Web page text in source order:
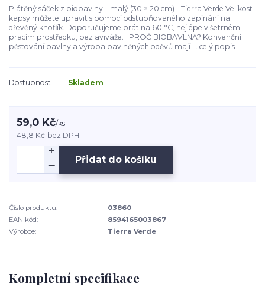
Plátěný sáček z biobavlny – malý (30 × 20 cm) - Tierra Verde Velikost
kapsy můžete upravit s pomocí odstupňovaného zapínání na
dřevěný knoflík. Doporučujeme prát na 60 °C, nejlépe v šetrném
pracím prostředku, bez aviváže. PROČ BIOBAVLNA? Konvenční
pěstování bavlny a výroba bavlněných oděvů mají ... celý popis
Dostupnost Skladem
59,0 Kč/ks
48,8 Kč bez DPH
Přidat do košíku
Číslo produktu:
03860
EAN kód:
8594165003867
Výrobce:
Tierra Verde
Kompletní specifikace